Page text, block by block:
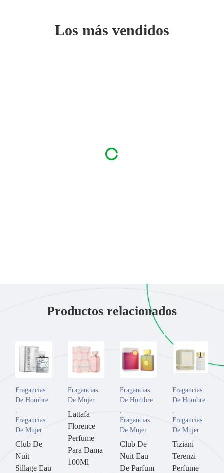
Los más vendidos
Productos relacionados
Fragancias
De Hombre
,
Fragancias
De Mujer
Club De
Nuit
Sillage Eau
Fragancias
De Mujer
Lattafa
Florence
Perfume
Para Dama
100Ml
Fragancias
De Hombre
,
Fragancias
De Mujer
Club De
Nuit Eau
De Parfum
Fragancias
De Hombre
,
Fragancias
De Mujer
Tiziani
Terenzi
Perfume